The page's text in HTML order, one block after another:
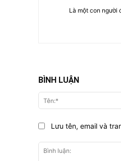
Là một con người
BÌNH LUẬN
Lưu tên, email và